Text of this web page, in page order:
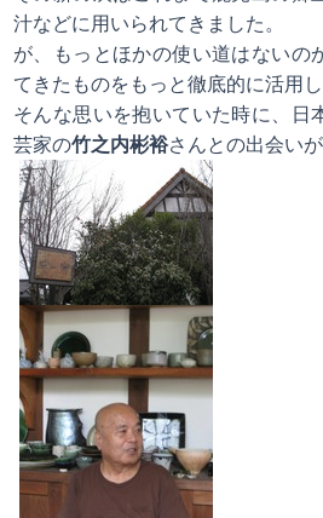
汁などに用いられてきました。
が、もっとほかの使い道はないの
てきたものをもっと徹底的に活用し
そんな思いを抱いていた時に、日
芸家の竹之内彬裕さんとの出会いが